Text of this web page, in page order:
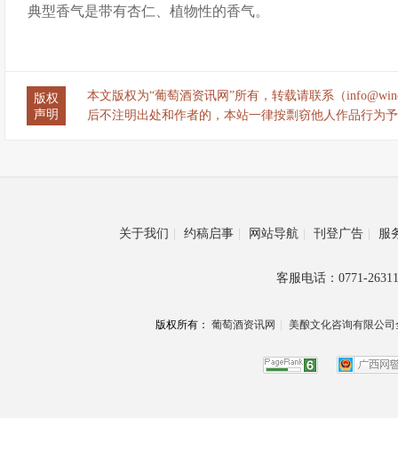
典型香气是带有杏仁、植物性的香气。
版权
声明
本文版权为“葡萄酒资讯网”所有，转载请联系（
后不注明出处和作者的，本站一律按剽窃他人作品行为
关于我们 约稿启事 网站导航 刊登广告 服
客服电话：0771-
版权所有： 葡萄酒资讯网 美酿文化咨询有限公司